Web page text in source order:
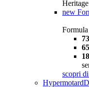
Heritage
new
scopri
Hypermotard